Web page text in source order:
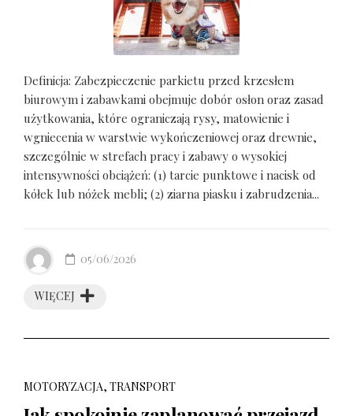
Definicja: Zabezpieczenie parkietu przed krzesłem
biurowym i zabawkami obejmuje dobór osłon oraz zasad
użytkowania, które ograniczają rysy, matowienie i
wgniecenia w warstwie wykończeniowej oraz drewnie,
szczególnie w strefach pracy i zabawy o wysokiej
intensywności obciążeń: (1) tarcie punktowe i nacisk od
kółek lub nóżek mebli; (2) ziarna piasku i zabrudzenia...
WIĘCEJ
05/06/2026
MOTORYZACJA, TRANSPORT